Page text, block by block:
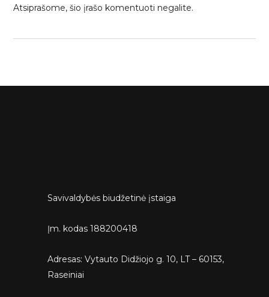
Atsiprašome, šio įrašo komentuoti negalite.
Savivaldybės biudžetinė įstaiga
Įm. kodas 188200418
Adresas: Vytauto Didžiojo g. 10, LT – 60153,
Raseiniai